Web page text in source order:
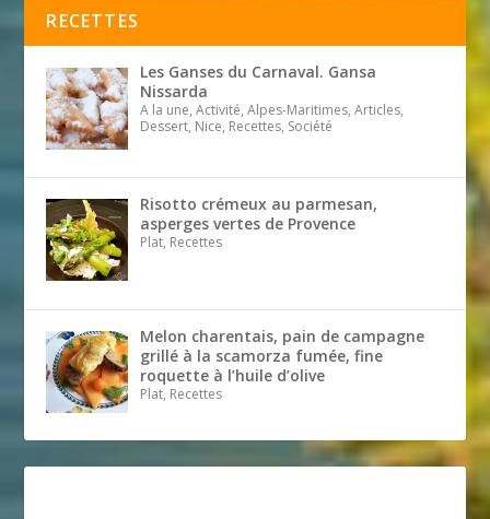
RECETTES
Les Ganses du Carnaval. Gansa
Nissarda
A la une, Activité, Alpes-Maritimes, Articles,
Dessert, Nice, Recettes, Société
Risotto crémeux au parmesan,
asperges vertes de Provence
Plat, Recettes
Melon charentais, pain de campagne
grillé à la scamorza fumée, fine
roquette à l’huile d’olive
Plat, Recettes